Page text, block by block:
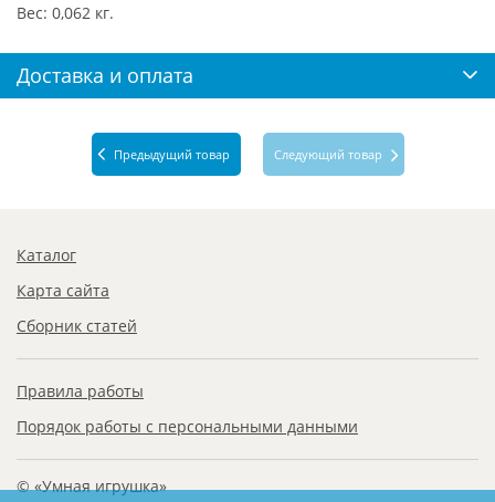
Вес: 0,062 кг.
Доставка и оплата
Предыдущий товар Следующий товар
Каталог
Карта сайта
Сборник статей
Правила работы
Порядок работы с персональными данными
© «Умная игрушка»